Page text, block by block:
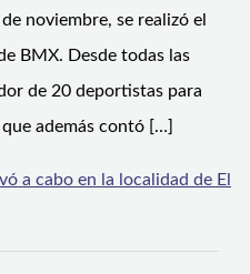
noviembre, se realizó el
BMX. Desde todas las
de 20 deportistas para
además contó […]
a cabo en la localidad de El